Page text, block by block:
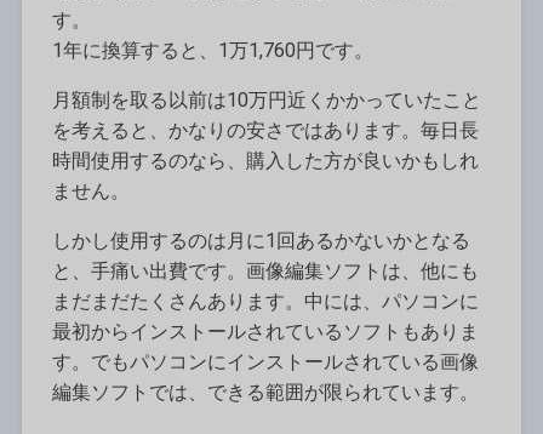
す。
1年に換算すると、1万1,760円です。
月額制を取る以前は10万円近くかかっていたこと
を考えると、かなりの安さではあります。毎日長
時間使用するのなら、購入した方が良いかもしれ
ません。
しかし使用するのは月に1回あるかないかとなる
と、手痛い出費です。画像編集ソフトは、他にも
まだまだたくさんあります。中には、パソコンに
最初からインストールされているソフトもありま
す。でもパソコンにインストールされている画像
編集ソフトでは、できる範囲が限られています。